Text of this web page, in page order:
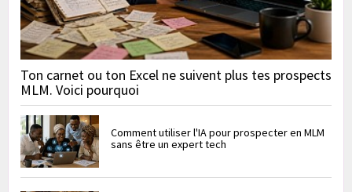
Ton carnet ou ton Excel ne suivent plus tes prospects
MLM. Voici pourquoi
Comment utiliser l'IA pour prospecter en MLM
sans être un expert tech